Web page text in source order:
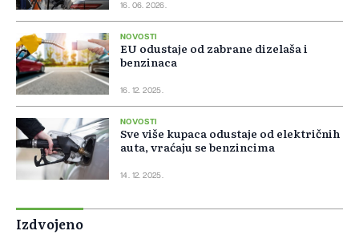
16. 06. 2026.
NOVOSTI
EU odustaje od zabrane dizelaša i
benzinaca
16. 12. 2025.
NOVOSTI
Sve više kupaca odustaje od električnih
auta, vraćaju se benzincima
14. 12. 2025.
Izdvojeno